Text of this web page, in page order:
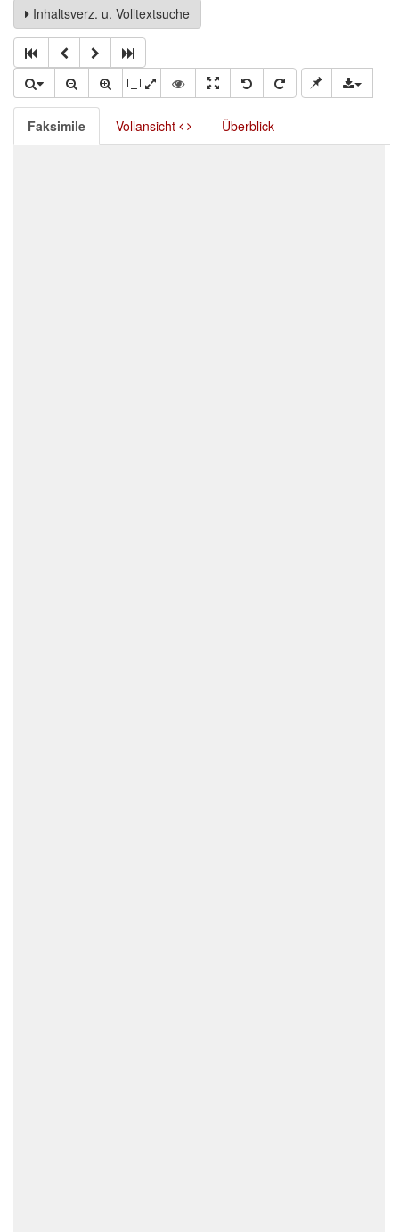
Inhaltsverz. u. Volltextsuche
Faksimile Vollansicht Überblick